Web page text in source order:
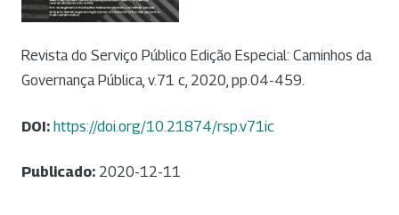
Revista do Serviço Público Edição Especial: Caminhos da
Governança Pública, v.71 c, 2020, pp.04-459.
DOI: https://doi.org/10.21874/rsp.v71ic
Publicado: 2020-12-11